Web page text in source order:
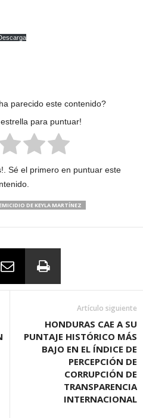
parecido este contenido?
para puntuar!
Sé el primero en puntuar este
DE KEYLA MARTÍNEZ
Artículo siguiente
HONDURAS CAE A SU
PUNTAJE HISTÓRICO MÁS
BAJO EN EL ÍNDICE DE
PERCEPCIÓN DE
CORRUPCIÓN DE
TRANSPARENCIA
INTERNACIONAL